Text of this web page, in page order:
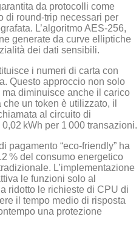
da protocolli come
di round‑trip necessari per
L’algoritmo AES‑256,
generate da curve elliptiche
dei dati sensibili.
i numeri di carta con
Questo approccio non solo
diminuisce anche il carico
un token è utilizzato, il
al circuito di
kWh per 1 000 transazioni.
pagamento “eco‑friendly” ha
% del consumo energetico
L’implementazione
le funzioni solo al
ridotto le richieste di CPU di
il tempo medio di risposta
una protezione